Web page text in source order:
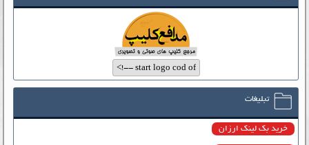
تبلیغات
خرید بک لینک ارزان